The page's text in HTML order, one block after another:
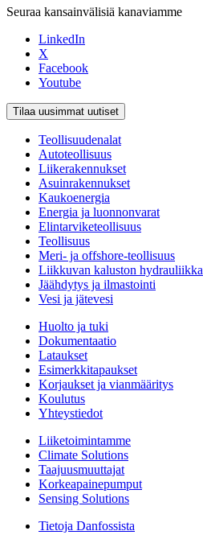
Seuraa kansainvälisiä kanaviamme
LinkedIn
X
Facebook
Youtube
Tilaa uusimmat uutiset
Teollisuudenalat
Autoteollisuus
Liikerakennukset
Asuinrakennukset
Kaukoenergia
Energia ja luonnonvarat
Elintarviketeollisuus
Teollisuus
Meri- ja offshore-teollisuus
Liikkuvan kaluston hydrauliikka
Jäähdytys ja ilmastointi
Vesi ja jätevesi
Huolto ja tuki
Dokumentaatio
Lataukset
Esimerkkitapaukset
Korjaukset ja vianmääritys
Koulutus
Yhteystiedot
Liiketoimintamme
Climate Solutions
Taajuusmuuttajat
Korkeapainepumput
Sensing Solutions
Tietoja Danfossista